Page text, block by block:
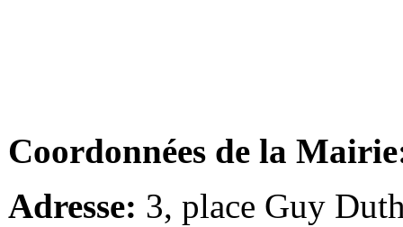
Coordonnées de la
Adresse: 3, place Guy